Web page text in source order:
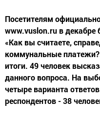
Посетителям
www.vuslon.ru в
«Как вы считаете,
коммунальные
итоги. 49 человек
данного вопроса. На
четыре варианта
респондентов - 38